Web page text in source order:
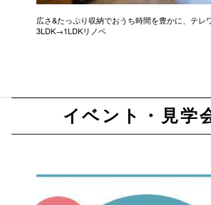
広さ&たっぷり収納でおうち時間を豊かに、テレ
3LDK→1LDKリノベ
イベント・見学